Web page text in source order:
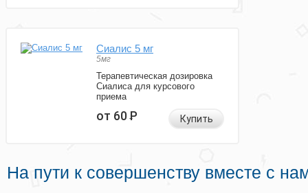
Сиалис 5 мг
5мг
Терапевтическая дозировка
Сиалиса для курсового
приема
от 60Р Купить
На пути к совершенству вместе с